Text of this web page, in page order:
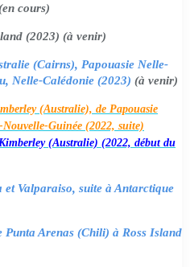
cours)
(2023) (à venir)
(Cairns), Papouasie Nelle-
Nelle-Calédonie (2023) (à venir)
(Australie), de Papouasie
Guinée (2022, suite)
(Australie) (2022, début du
Valparaiso, suite à Antarctique
Arenas (Chili) à Ross Island